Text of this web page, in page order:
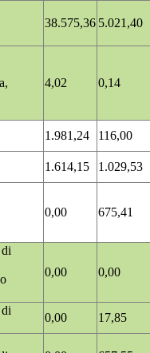
38.575,36 5.021,40
4,02 0,14
1.981,24
116,00
1.614,15
1.029,53
0,00 675,41
0,00 0,00
0,00
17,85